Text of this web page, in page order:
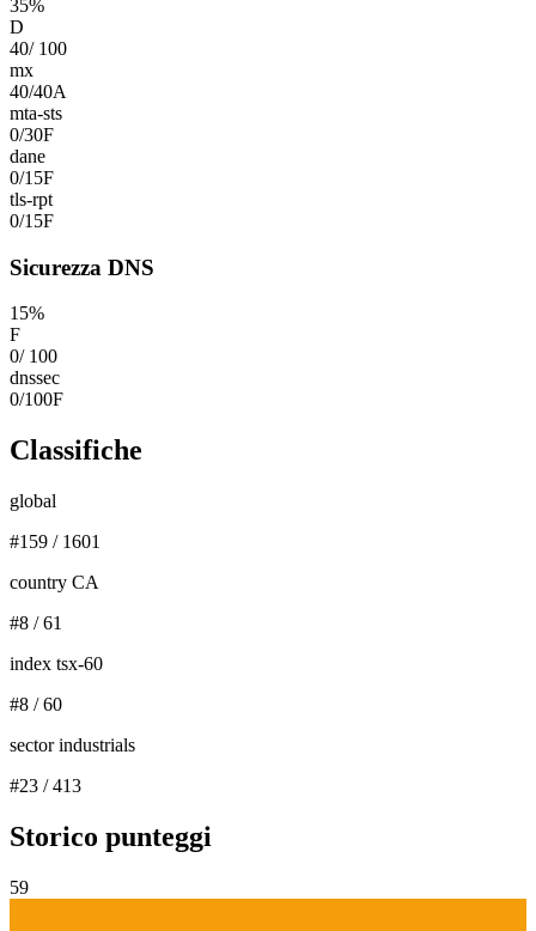
35%
D
40/ 100
mx
40/40A
mta-sts
0/30F
dane
0/15F
tls-rpt
0/15F
Sicurezza DNS
15%
F
0/ 100
dnssec
0/100F
Classifiche
global
#159 / 1601
country CA
#8 /61
index tsx-60
#8 /60
sector industrials
#23 /413
Storico punteggi
59